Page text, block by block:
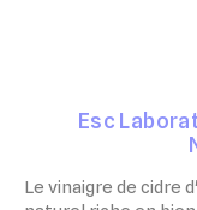
Esc
Le vinaigre de cidre